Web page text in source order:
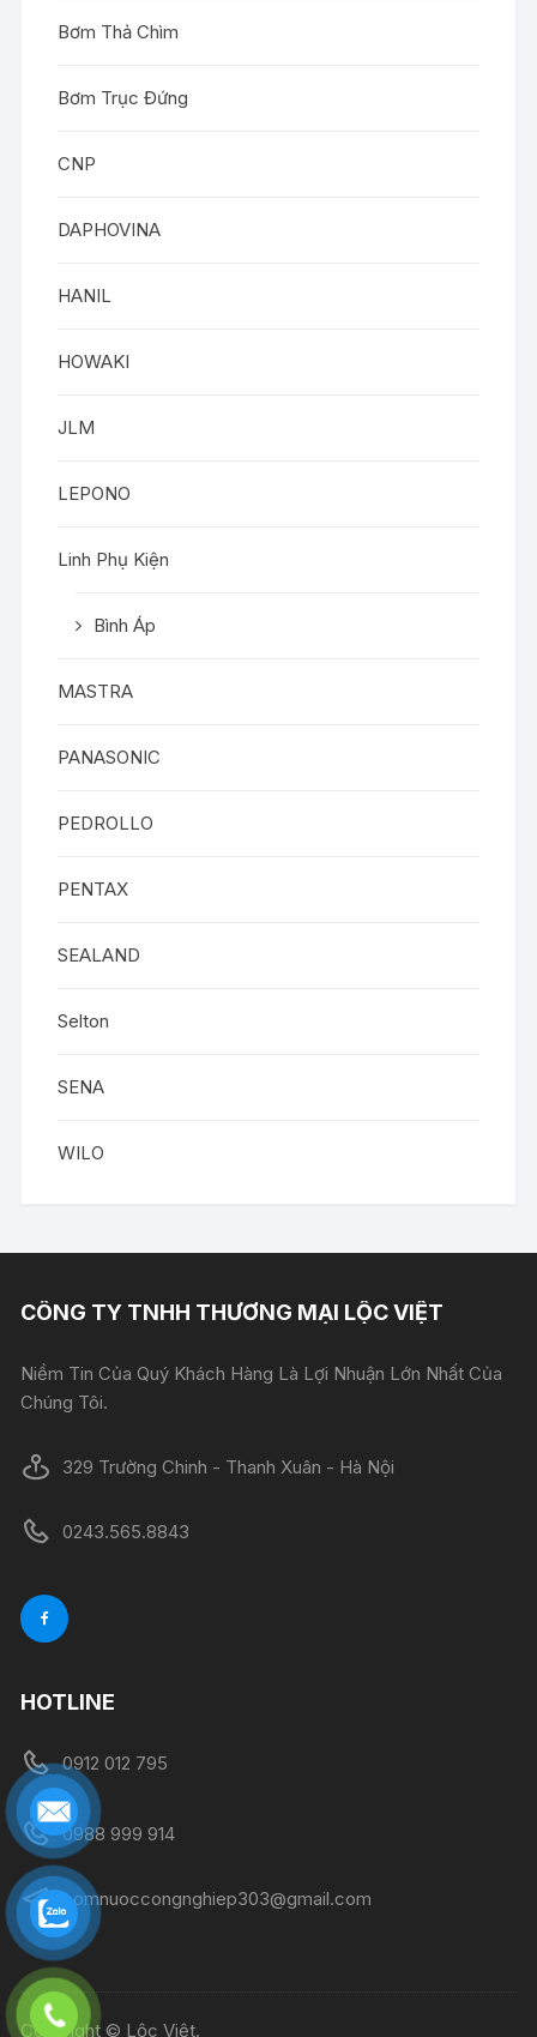
Bơm Thả Chìm
Bơm Trục Đứng
CNP
DAPHOVINA
HANIL
HOWAKI
JLM
LEPONO
Linh Phụ Kiện
Bình Áp
MASTRA
PANASONIC
PEDROLLO
PENTAX
SEALAND
Selton
SENA
WILO
CÔNG TY TNHH THƯƠNG MẠI LỘC VIỆT
Niềm Tin Của Quý Khách Hàng Là Lợi Nhuận Lớn Nhất Của
Chúng Tôi.
329 Trường Chinh - Thanh Xuân - Hà Nội
0243.565.8843
HOTLINE
0912 012 795
0988 999 914
bomnuoccongnghiep303@gmail.com
Copyright © Lộc Việt.